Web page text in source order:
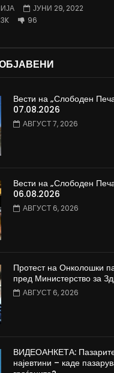
ЈУНИ 29, 2022
96
Вести на „Слободен
07.08.2026
АВГУСТ 7, 2026
Вести на „Слободен
06.08.2026
АВГУСТ 6, 2026
Протест на Онколошки
пред Министерство за
АВГУСТ 6, 2026
ВИДЕОАНКЕТА:
најевтини – каде